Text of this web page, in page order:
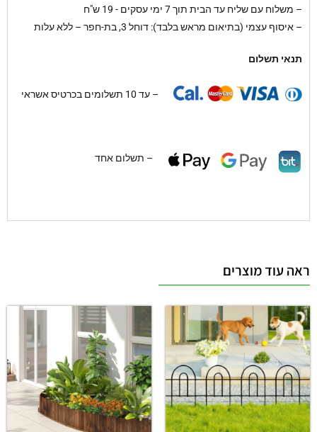
– משלוח עם שליח עד הבית תוך 7 ימי עסקים - 19 ש"ח
– איסוף עצמי (בתיאום מראש בלבד): דוחל 3, בת-חפר – ללא עלות
תנאי תשלום
– עד 10 תשלומים בכרטיס אשראי
– תשלום אחד
ראה עוד מוצרים